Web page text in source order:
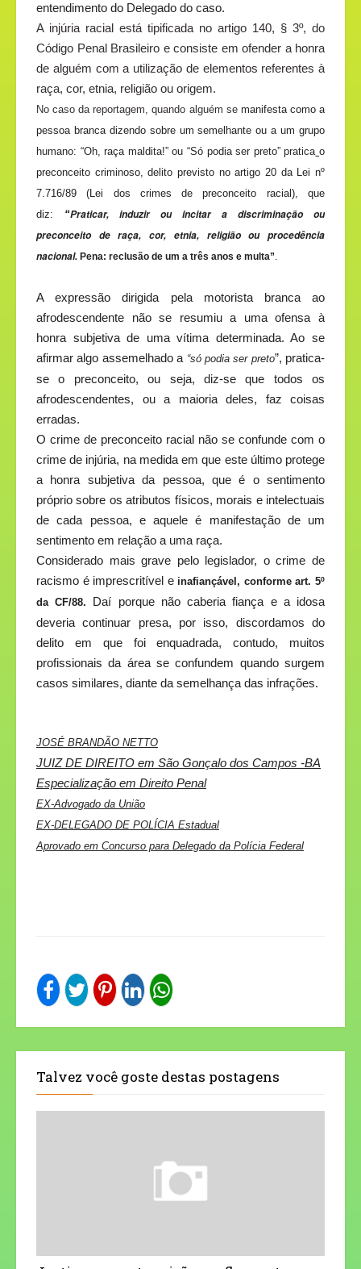
entendimento do Delegado do caso.
A injúria racial está tipificada no artigo 140, § 3º, do
Código Penal Brasileiro e consiste em ofender a honra
de alguém com a utilização de elementos referentes à
raça, cor, etnia, religião ou origem.
No caso da reportagem, quando alguém se manifesta como a
pessoa branca dizendo sobre um semelhante ou a um grupo
humano: “Oh, raça maldita!” ou “Só podia ser preto” pratica o
preconceito criminoso, delito previsto noartigo 20 da Lei nº
7.716/89 (Lei dos crimes de preconceito racial), que
diz:
“Praticar, induzir ou incitar a discriminação ou
preconceito de raça, cor, etnia, religião ou procedência
nacional. Pena: reclusão de um a três anos e multa”.
A expressão dirigida pela motorista branca ao
afrodescendente não se resumiu a uma ofensa à
honra subjetiva de uma vítima determinada. Ao se
afirmar algo assemelhado a “só podia ser preto”, pratica-
se o preconceito, ou seja, diz-se que todos os
afrodescendentes, ou a maioria deles, faz coisas
erradas.
O crime de preconceito racial não se confunde com o
crime de injúria, na medida em que este último protege
a honra subjetiva da pessoa, que é o sentimento
próprio sobre os atributos físicos, morais e intelectuais
de cada pessoa, e aquele é manifestação de um
sentimento em relação a uma raça.
Considerado mais grave pelo legislador, o crime de
racismo é imprescritível e inafiançável, conforme art. 5º
da CF/88.
Daí porque não caberia fiança e a idosa
deveria continuar presa, por isso, discordamos do
delito em que foi enquadrada, contudo, muitos
profissionais da área se confundem quando surgem
casos similares, diante da semelhança das infrações.
JOSÉ BRANDÃO NETTO
JUIZ DE DIREITO em São Gonçalo dos Campos -BA
Especialização em Direito Penal
EX-Advogado da União
EX-DELEGADO DE POLÍCIA Estadual
Aprovado em Concurso para Delegado da Polícia Federal
Talvez você goste destas postagens